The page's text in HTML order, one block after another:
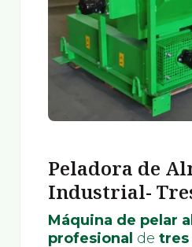
Peladora de
Industrial-
Máquina de pelar
profesional de tres